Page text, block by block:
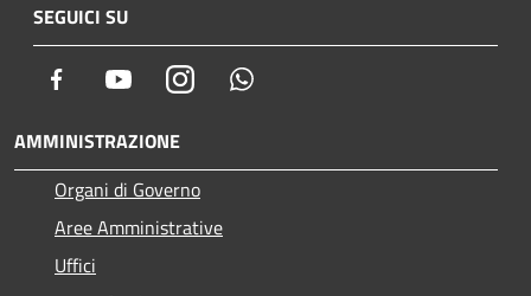
SEGUICI SU
Facebook YoutubeInstagram
AMMINISTRAZIONE
Organi di Governo
Aree Amministrative
Uffici